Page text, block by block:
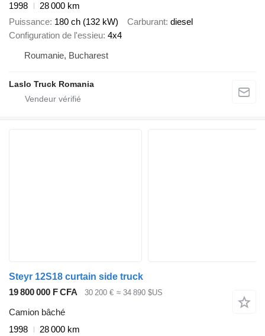
1998
28 000 km
Puissance 180 ch (132 kW) Carburant diesel
Configuration de l'essieu 4x4
Roumanie, Bucharest
Laslo Truck Romania
Steyr 12S18 curtain side truck
19 800 000 F CFA
30 200 € ≈ 34 890 $US
Camion bâché
1998
28 000 km